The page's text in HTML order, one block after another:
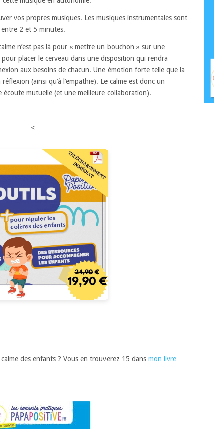
vos propres musiques. Les musiques instrumentales sont
2 et 5 minutes.
n’est pas là pour « mettre un bouchon » sur une
placer le cerveau dans une disposition qui rendra
aux besoins de chacun. Une émotion forte telle que la
(ainsi qu’à l’empathie). Le calme est donc un
mutuelle (et une meilleure collaboration).
<
des enfants ? Vous en trouverez 15 dans mon livre